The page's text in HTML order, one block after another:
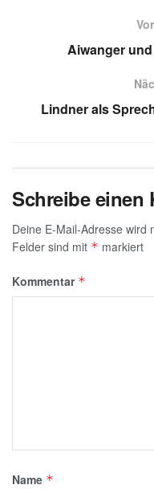
p
a dI
Aiwanger
Lindner als
Schreibe einen
Deine E-Mail-Adresse wird
Felder sind mit * markiert
Kommentar *
Name *